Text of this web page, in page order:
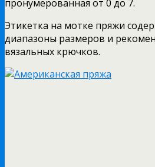
пронумерованная от 0 до 7.
Этикетка на мотке пряжи
диапазоны размеров и
вязальных крючков.